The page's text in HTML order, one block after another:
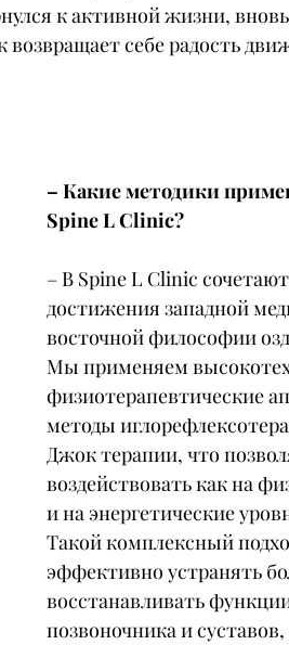
к активной жизни,
себе радость
– Какие методики
Spine L Clinic?
– В Spine L Clinic
достижения западной
восточной философии
Мы применяем
физиотерапевтические
методы
Джок терапии, что
воздействовать как на
и на энергетические
Такой комплексный
эффективно устранять
восстанавливать
позвоночника и суставов,